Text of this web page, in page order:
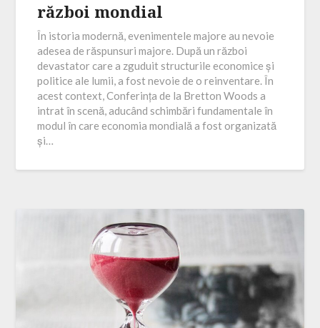
război mondial
În istoria modernă, evenimentele majore au nevoie
adesea de răspunsuri majore. După un război
devastator care a zguduit structurile economice și
politice ale lumii, a fost nevoie de o reinventare. În
acest context, Conferința de la Bretton Woods a
intrat în scenă, aducând schimbări fundamentale în
modul în care economia mondială a fost organizată
și…